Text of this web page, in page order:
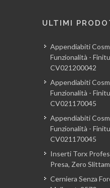
ULTIMI
Appendiabiti
Funzionalità -
CV021200042
Appendiabiti
Funzionalità -
CV021170045
Appendiabiti
Funzionalità -
CV021170045
Inserti Torx
Presa, Zero
Cerniera Senza